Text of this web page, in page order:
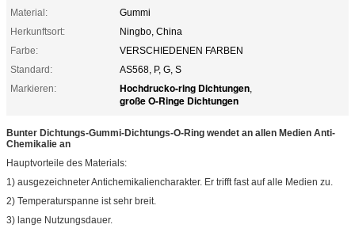
Material:
Gummi
Herkunftsort:
Ningbo, China
Farbe:
VERSCHIEDENEN FARBEN
Standard:
AS568, P, G, S
Markieren:
Hochdrucko-ring Dichtungen,
große O-Ringe Dichtungen
Bunter Dichtungs-Gummi-Dichtungs-O-Ring wendet an allen Medien Anti-
Chemikalie an
Hauptvorteile des Materials:
1) ausgezeichneter Antichemikaliencharakter. Er trifft fast auf alle Medien zu.
2) Temperaturspanne ist sehr breit.
3) lange Nutzungsdauer.